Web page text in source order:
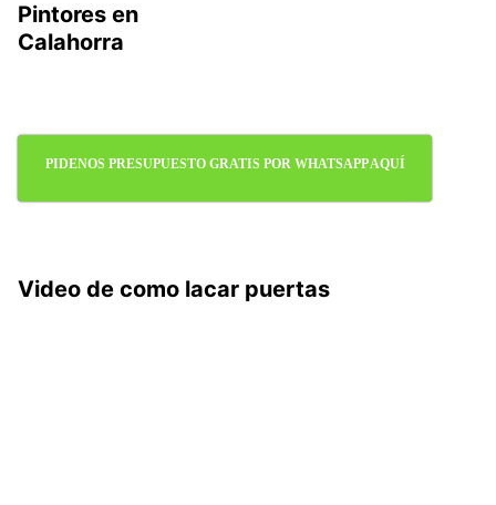
Pintores en
Calahorra
PIDENOS PRESUPUESTO GRATIS POR WHATSAPP AQUÍ
Video de como lacar puertas